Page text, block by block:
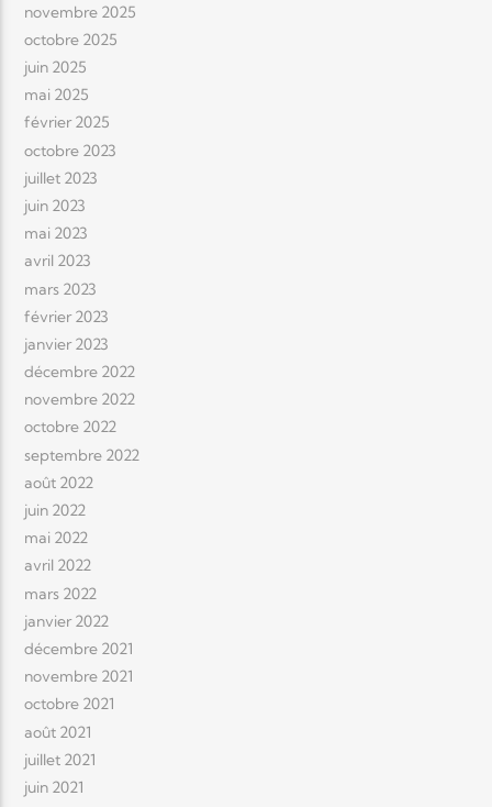
novembre 2025
octobre 2025
juin 2025
mai 2025
février 2025
octobre 2023
juillet 2023
juin 2023
mai 2023
avril 2023
mars 2023
février 2023
janvier 2023
décembre 2022
novembre 2022
octobre 2022
septembre 2022
août 2022
juin 2022
mai 2022
avril 2022
mars 2022
janvier 2022
décembre 2021
novembre 2021
octobre 2021
août 2021
juillet 2021
juin 2021